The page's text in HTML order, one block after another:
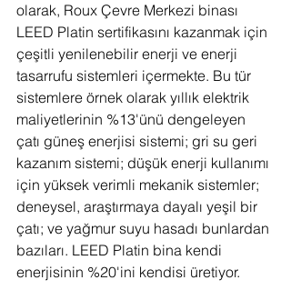
olarak, Roux Çevre Merkezi binası
LEED Platin sertifikasını kazanmak için
çeşitli yenilenebilir enerji ve enerji
tasarrufu sistemleri içermekte. Bu tür
sistemlere örnek olarak yıllık elektrik
maliyetlerinin %13'ünü dengeleyen
çatı güneş enerjisi sistemi; gri su geri
kazanım sistemi; düşük enerji kullanımı
için yüksek verimli mekanik sistemler;
deneysel, araştırmaya dayalı yeşil bir
çatı; ve yağmur suyu hasadı bunlardan
bazıları. LEED Platin bina kendi
enerjisinin %20'ini kendisi üretiyor.